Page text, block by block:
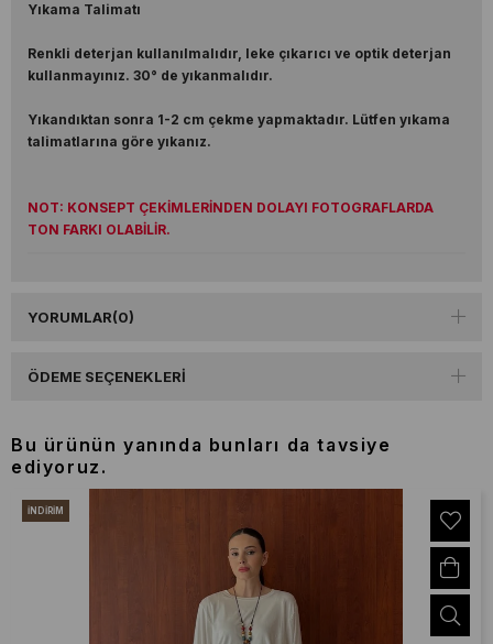
Yıkama Talimatı
Renkli deterjan kullanılmalıdır, leke çıkarıcı ve optik deterjan
kullanmayınız. 30° de yıkanmalıdır.
Yıkandıktan sonra 1-2 cm çekme yapmaktadır. Lütfen yıkama
talimatlarına göre yıkanız.
NOT: KONSEPT ÇEKİMLERİNDEN DOLAYI FOTOGRAFLARDA
TON FARKI OLABİLİR.
YORUMLAR(0)
ÖDEME SEÇENEKLERI
Bu ürünün yanında bunları da tavsiye
ediyoruz.
İNDIRIM